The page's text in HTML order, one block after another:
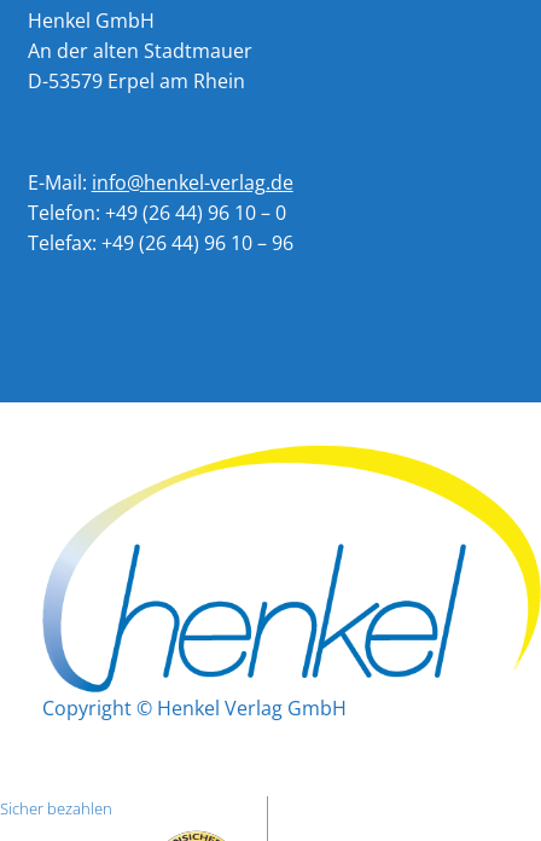
Henkel GmbH
An der alten Stadtmauer
D-53579 Erpel am Rhein
E-Mail: info@henkel-verlag.de
Telefon: +49 (26 44) 96 10 – 0
Telefax: +49 (26 44) 96 10 – 96
Copyright © Henkel Verlag GmbH
Sicher bezahlen